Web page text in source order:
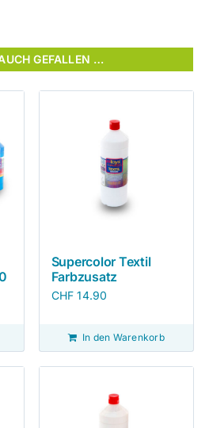
GEFALLEN …
Supercolor Textil
Farbzusatz
CHF 14.90
In den Warenkorb